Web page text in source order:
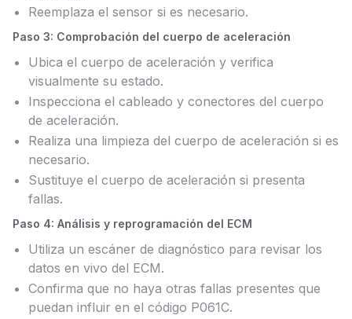
Reemplaza el sensor si es necesario.
Paso 3: Comprobación del cuerpo de aceleración
Ubica el cuerpo de aceleración y verifica
visualmente su estado.
Inspecciona el cableado y conectores del cuerpo
de aceleración.
Realiza una limpieza del cuerpo de aceleración si es
necesario.
Sustituye el cuerpo de aceleración si presenta
fallas.
Paso 4: Análisis y reprogramación del ECM
Utiliza un escáner de diagnóstico para revisar los
datos en vivo del ECM.
Confirma que no haya otras fallas presentes que
puedan influir en el código P061C.